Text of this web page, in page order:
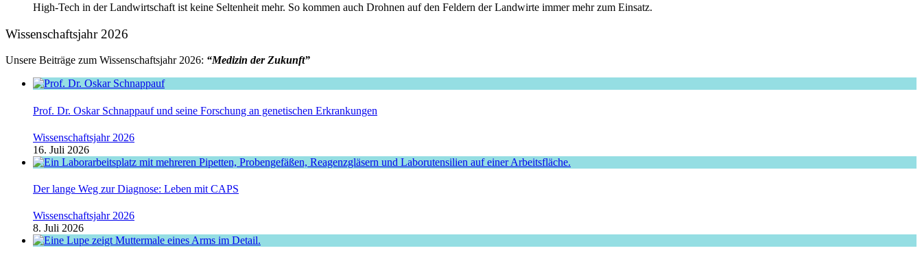
High-Tech in der Landwirtschaft ist keine Seltenheit mehr. So kommen auch Drohnen auf den Feldern der Landwirte immer mehr zum Einsatz.
Wissenschaftsjahr 2026
Unsere Beiträge zum Wissenschaftsjahr 2026: “Medizin der Zukunft”
Prof. Dr. Oskar Schnappauf und seine Forschung an genetischen Erkrankungen
Wissenschaftsjahr 2026
16. Juli 2026
Der lange Weg zur Diagnose: Leben mit CAPS
Wissenschaftsjahr 2026
8. Juli 2026